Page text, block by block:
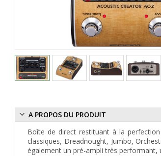
A PROPOS DU PRODUIT
Boîte de direct restituant à la
classiques, Dreadnought, Jumbo,
également un pré-ampli très